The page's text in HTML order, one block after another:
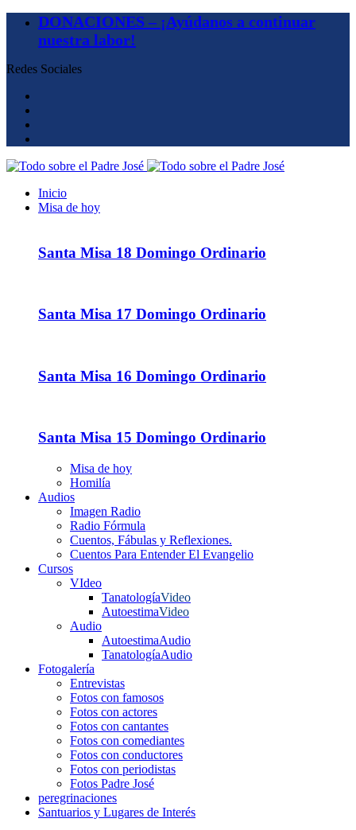
DONACIONES – ¡Ayúdanos a continuar
nuestra labor!
Redes Sociales
Inicio
Misa de hoy
Santa Misa 18 Domingo Ordinario
Santa Misa 17 Domingo Ordinario
Santa Misa 16 Domingo Ordinario
Santa Misa 15 Domingo Ordinario
Misa de hoy
Homilía
Audios
Imagen Radio
Radio Fórmula
Cuentos, Fábulas y Reflexiones.
Cuentos Para Entender El Evangelio
Cursos
VIdeo
TanatologíaVideo
AutoestimaVideo
Audio
AutoestimaAudio
TanatologíaAudio
Fotogalería
Entrevistas
Fotos con famosos
Fotos con actores
Fotos con cantantes
Fotos con comediantes
Fotos con conductores
Fotos con periodistas
Fotos Padre José
peregrinaciones
Santuarios y Lugares de Interés